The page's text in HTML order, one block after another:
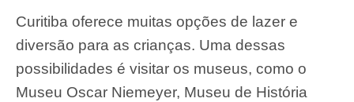
Curitiba oferece muitas opções de lazer e
diversão para as crianças. Uma dessas
possibilidades é visitar os museus, como o
Museu Oscar Niemeyer, Museu de História